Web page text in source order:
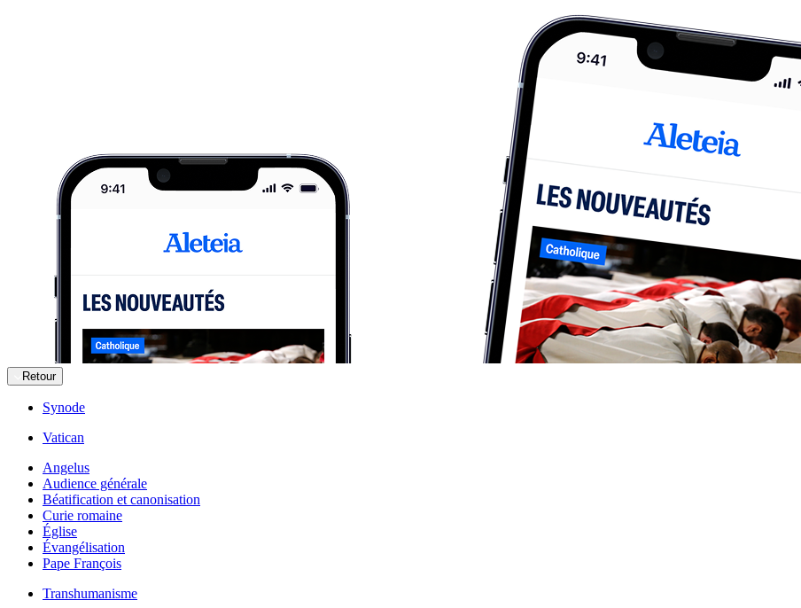
Retour
Synode
Vatican
Angelus
Audience générale
Béatification et canonisation
Curie romaine
Église
Évangélisation
Pape François
Transhumanisme